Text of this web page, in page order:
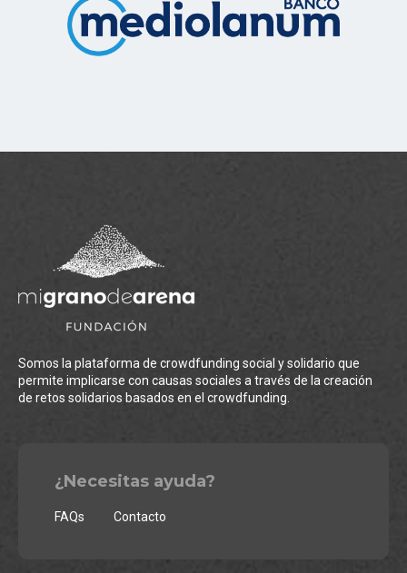
Somos la plataforma de crowdfunding social y solidario que
permite implicarse con causas sociales a través de la creación
de retos solidarios basados en el crowdfunding.
¿Necesitas ayuda?
FAQs Contacto